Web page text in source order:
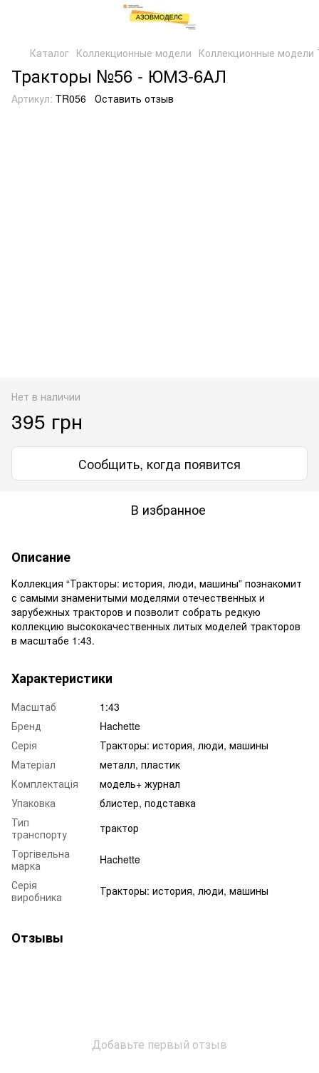
Каталог Коллекционные модели Коллекционные
Тракторы №56 - ЮМЗ-6АЛ
Артикул: TR056 Оставить отзыв
Нет в наличии
395 грн
Сообщить, когда появится
В избранное
Описание
Коллекция “Тракторы: история, люди, машины” познакомит
с самыми знаменитыми моделями отечественных и
зарубежных тракторов и позволит собрать редкую
коллекцию высококачественных литых моделей тракторов
в масштабе 1:43.
Характеристики
Масштаб
1:43
Бренд
Hachette
Серія
Тракторы: история, люди, машины
Матеріал
металл, пластик
Комплектація
модель+ журнал
Упаковка
блистер, подставка
Тип
транспорту
трактор
Торгівельна
марка
Hachette
Серія
виробника
Тракторы: история, люди, машины
Отзывы
Добавьте первый отзыв